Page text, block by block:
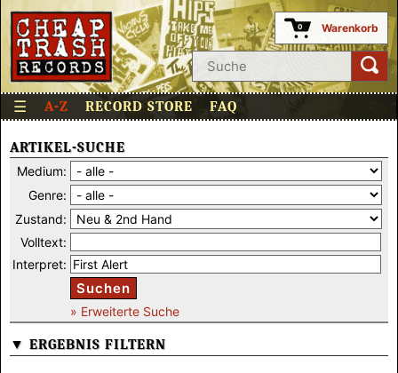
0 Warenkorb
☰ A-Z RECORD STORE FAQ
ARTIKEL-SUCHE
Medium:
Genre:
Zustand:
Volltext:
Interpret:
Suchen
» Erweiterte Suche
▼ ERGEBNIS FILTERN